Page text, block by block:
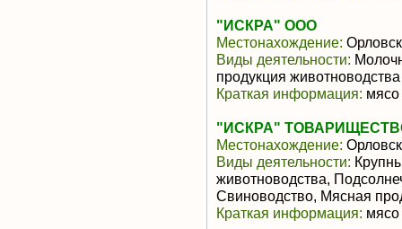
"ИСКРА" ООО
Местонахождение:
Виды деятельности:
продукция животноводства
Краткая информация: мясо
"ИСКРА"
Местонахождение:
Виды деятельности:
животноводства,
Свиноводство, Мясная
Краткая информация: мясо